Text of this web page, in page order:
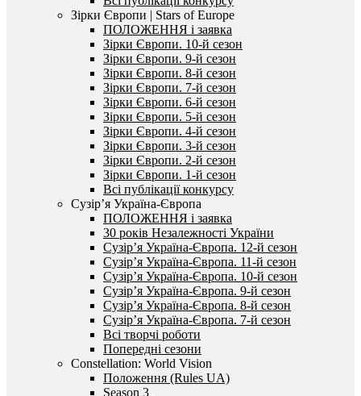
Зірки Європи | Stars of Europe
ПОЛОЖЕННЯ і заявка
Зірки Європи. 10-й сезон
Зірки Європи. 9-й сезон
Зірки Європи. 8-й сезон
Зірки Європи. 7-й сезон
Зірки Європи. 6-й сезон
Зірки Європи. 5-й сезон
Зірки Європи. 4-й сезон
Зірки Європи. 3-й сезон
Зірки Європи. 2-й сезон
Зірки Європи. 1-й сезон
Всі публікації конкурсу
Сузір’я Україна-Європа
ПОЛОЖЕННЯ і заявка
30 років Незалежності України
Сузір’я Україна-Європа. 12-й сезон
Сузір’я Україна-Європа. 11-й сезон
Сузір’я Україна-Європа. 10-й сезон
Сузір’я Україна-Європа. 9-й сезон
Сузір’я Україна-Європа. 8-й сезон
Сузір’я Україна-Європа. 7-й сезон
Всі творчі роботи
Попередні сезони
Constellation: World Vision
Положення (Rules UA)
Season 3